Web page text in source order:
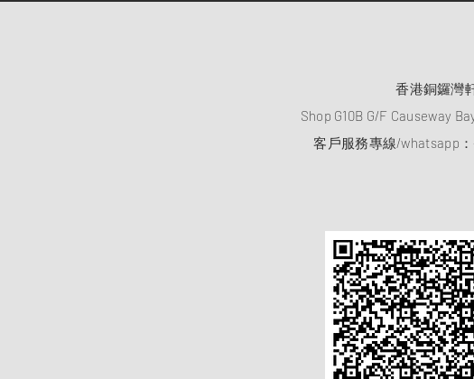
香港銅鑼灣
Shop G10B G/F Causeway
客戶服務專線/whatsapp：